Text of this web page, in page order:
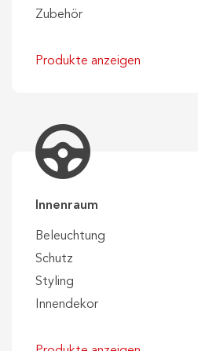
Zubehör
Produkte anzeigen
Innenraum
Beleuchtung
Schutz
Styling
Innendekor